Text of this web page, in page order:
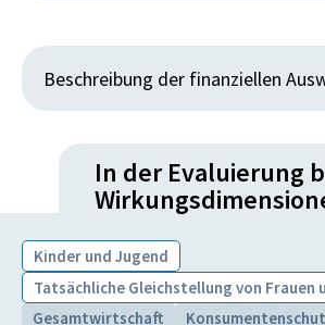
0
Tsd. Euro
Werkleistungen
IST
0
Beschreibung der finanziellen
Aus dem Vorhaben ergaben sich
Auswirkungen auf den
In der Evaluierung
Kinder und Jugend
Tatsächliche Gleichstellung von Frauen
Gesamtwirtschaft